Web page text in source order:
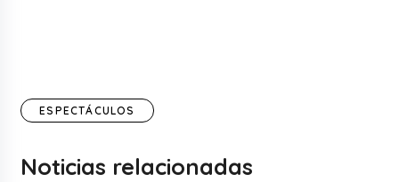
ESPECTÁCULOS
Noticias relacionadas